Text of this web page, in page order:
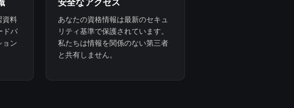
資料
ドパ
ョン
安全なアクセス
あなたの資格情報は最新のセキュ
リティ基準で保護されています。
私たちは情報を関係のない第三者
と共有しません。